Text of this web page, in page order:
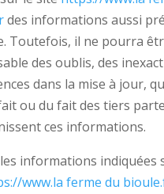
des informations aussi
Toutefois, il ne pourra
des oublis, des
dans la mise à jour,
ou du fait des tiers
ces informations.
informations indiquées
www.la ferme du